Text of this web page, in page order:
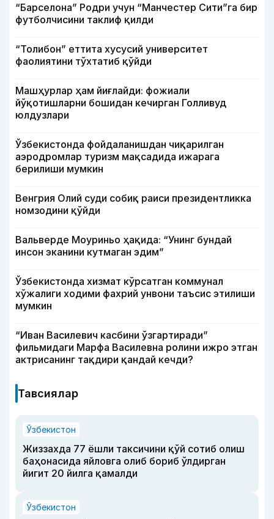
“Барселона” Родри учун “Манчестер Сити”га бир
футболчисини таклиф қилди
“Толибон” еттита хусусий университет
фаолиятини тўхтатиб қўйди
Машҳурлар ҳам йиғлайди: фожиали
йўқотишларни бошидан кечирган Голливуд
юлдузлари
Ўзбекистонда фойдаланишдан чиқарилган
аэродромлар туризм мақсадида ижарага
берилиши мумкин
Венгрия Олий суди собиқ раиси президентликка
номзодини қўйди
Вальверде Моуриньо ҳақида: “Унинг бундай
инсон эканини кутмаган эдим”
Ўзбекистонда хизмат кўрсатган коммунал
хўжалиги ходими фахрий унвони таъсис этилиши
мумкин
“Иван Василевич касбини ўзгартиради”
фильмидаги Марфа Василевна ролини ижро этган
актрисанинг тақдири қандай кечди?
Тавсиялар
Ўзбекистон
Жиззахда 77 ёшли таксичини қўй сотиб олиш
баҳонасида яйловга олиб бориб ўлдирган
йигит 20 йилга қамалди
Ўзбекистон